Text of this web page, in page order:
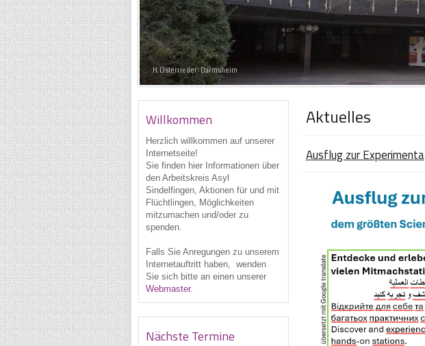
H. Osterrieder: Darmsheim
Willkommen
Herzlich willkommen auf unserer
Internetseite!
Sie finden hier Informationen über
den Arbeitskreis Asyl
Sindelfingen, Aktionen für und mit
Flüchtlingen, Möglichkeiten
mitzumachen und/oder zu
spenden.
Falls Sie Anregungen zu unserem
Internetauftritt haben, wenden
Sie sich bitte an einen unserer
Webmaster.
Nächste Termine
Aktuelles
Ausflug zur Experimenta